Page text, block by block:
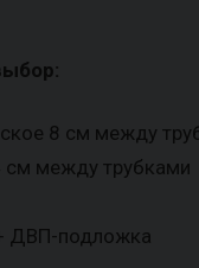
8 см между
см между трубками
ДВП-подложка